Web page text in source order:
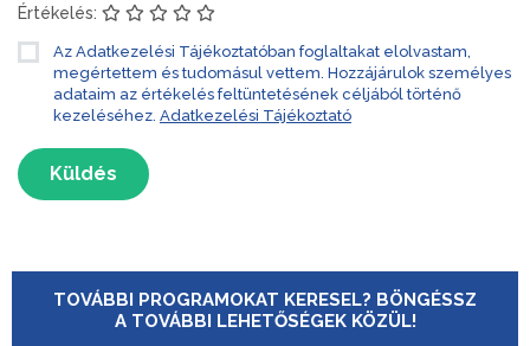
Értékelés:
Az Adatkezelési Tájékoztatóban foglaltakat elolvastam,
megértettem és tudomásul vettem. Hozzájárulok személyes
adataim az értékelés feltüntetésének céljából történő
kezeléséhez. Adatkezelési Tájékoztató
Küldés
TOVÁBBI PROGRAMOKAT KERESEL? BÖNGÉSSZ
A TOVÁBBI LEHETŐSÉGEK KÖZÜL!